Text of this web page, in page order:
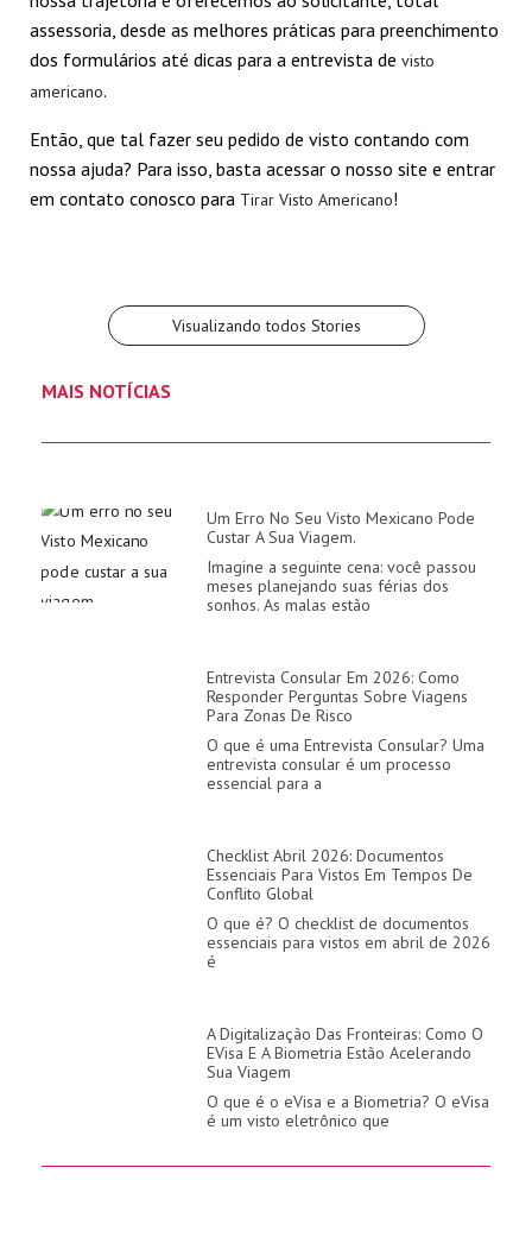
assessoria, desde as melhores práticas para preenchimento
dos formulários até dicas para a entrevista de visto
americano.
Então, que tal fazer seu pedido de visto contando com
nossa ajuda? Para isso, basta acessar o nosso site e entrar
em contato conosco para Tirar Visto Americano!
Passos para solicitar
Visto Mexicano
urgente!
para agendar o visto
mexicano! Saiba mais
Quais são os
documentos para
Conhecendo os
passos sobre como
Entendendo como
funciona o
Visualizando todos Stories
MAIS NOTÍCIAS
Um Erro No Seu Visto Mexicano Pode
Custar A Sua Viagem.
Imagine a seguinte cena: você passou
meses planejando suas férias dos
sonhos. As malas estão
Entrevista Consular Em 2026: Como
Responder Perguntas Sobre Viagens
Para Zonas De Risco
O que é uma Entrevista Consular? Uma
entrevista consular é um processo
essencial para a
Checklist Abril 2026: Documentos
Essenciais Para Vistos Em Tempos De
Conflito Global
O que é? O checklist de documentos
essenciais para vistos em abril de 2026
é
A Digitalização Das Fronteiras: Como O
EVisa E A Biometria Estão Acelerando
Sua Viagem
O que é o eVisa e a Biometria? O eVisa
é um visto eletrônico que